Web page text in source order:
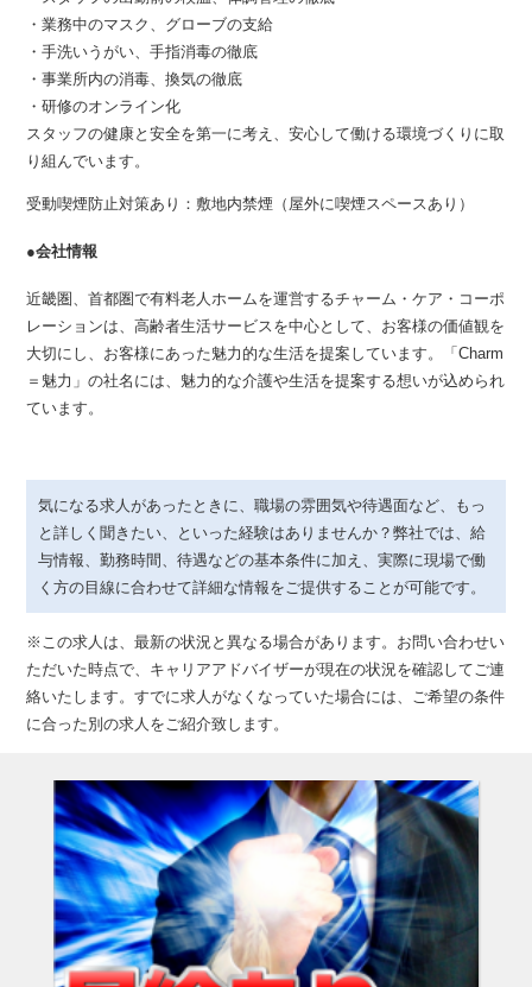
・業務中のマスク、グローブの支給
・手洗いうがい、手指消毒の徹底
・事業所内の消毒、換気の徹底
・研修のオンライン化
スタッフの健康と安全を第一に考え、安心して働ける環境づくりに取
り組んでいます。
受動喫煙防止対策あり：敷地内禁煙（屋外に喫煙スペースあり）
●会社情報
近畿圏、首都圏で有料老人ホームを運営するチャーム・ケア・コーポ
レーションは、高齢者生活サービスを中心として、お客様の価値観を
大切にし、お客様にあった魅力的な生活を提案しています。「Charm
＝魅力」の社名には、魅力的な介護や生活を提案する想いが込められ
ています。
気になる求人があったときに、職場の雰囲気や待遇面など、もっ
と詳しく聞きたい、といった経験はありませんか？弊社では、給
与情報、勤務時間、待遇などの基本条件に加え、実際に現場で働
く方の目線に合わせて詳細な情報をご提供することが可能です。
※この求人は、最新の状況と異なる場合があります。お問い合わせい
ただいた時点で、キャリアアドバイザーが現在の状況を確認してご連
絡いたします。すでに求人がなくなっていた場合には、ご希望の条件
に合った別の求人をご紹介致します。